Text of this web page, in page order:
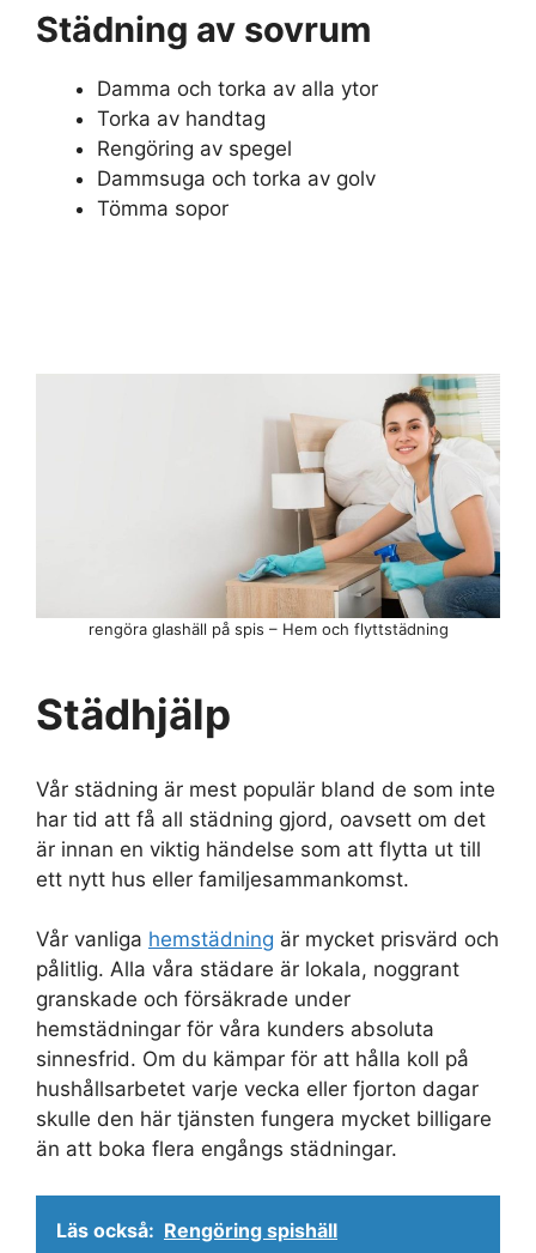
Städning av sovrum
Damma och torka av alla ytor
Torka av handtag
Rengöring av spegel
Dammsuga och torka av golv
Tömma sopor
Städhjälp
Vår städning är mest populär bland de som inte
har tid att få all städning gjord, oavsett om det
är innan en viktig händelse som att flytta ut till
ett nytt hus eller familjesammankomst.
Vår vanliga hemstädning är mycket prisvärd och
pålitlig. Alla våra städare är lokala, noggrant
granskade och försäkrade under
hemstädningar för våra kunders absoluta
sinnesfrid. Om du kämpar för att hålla koll på
hushållsarbetet varje vecka eller fjorton dagar
skulle den här tjänsten fungera mycket billigare
än att boka flera engångs städningar.
Läs också: Rengöring spishäll
rengöra glashäll på spis – Hem och flyttstädning